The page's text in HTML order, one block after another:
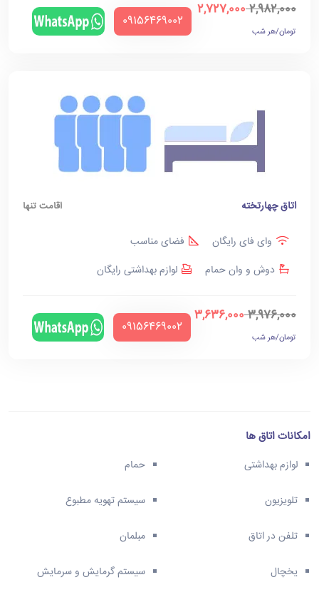
2,982,000
2,727,000
تومان/هر شب
‪09156469002‬
اتاق چهارتخته اقامت تنها
وای فای رایگان
فضای مناسب
دوش و وان حمام
لوازم بهداشتی رایگان
3,976,000
3,636,000
تومان/هر شب
‪09156469002‬
امکانات اتاق ها
لوازم بهداشتی حمام
تلویزیون سیستم تهویه مطبوع
تلفن در اتاق مبلمان
یخچال سیستم گرمایش و سرمایش